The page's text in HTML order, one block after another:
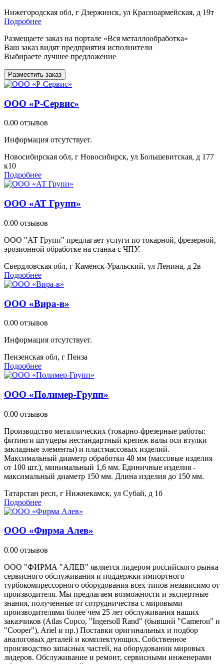
Нижегородская обл, г Дзержинск, ул Красноармейская, д 19т
Подробнее
Размещаете заказ на портале «Вся металлообработка»
Ваш заказ видят предприятия исполнители
Выбираете лучшее предложение
Разместить заказ
ООО «Р-Сервис»
0.00 отзывов
Информация отсутствует.
Новосибирская обл, г Новосибирск, ул Большевитская, д 177
к10
Подробнее
ООО «АТ Групп»
0.00 отзывов
ООО "АТ Групп" предлагает услуги по токарной, фрезерной,
эрозионной обработке на станка с ЧПУ.
Свердловская обл, г Каменск-Уральский, ул Ленина, д 2в
Подробнее
ООО «Вира-в»
0.00 отзывов
Информация отсутствует.
Пензенская обл, г Пенза
Подробнее
ООО «Полимер-Групп»
0.00 отзывов
Производство металлических (токарно-фрезерные работы:
фитинги штуцеры нестандартный крепеж валы оси втулки
закладные элементы) и пластмассовых изделий.
Максимальный диаметр обработки 48 мм (массовые изделия
от 100 шт.), минимальный 1,6 мм. Единичные изделия -
максимальный диаметр 150 мм. Длина изделия до 150 мм.
Татарстан респ, г Нижнекамск, ул Субай, д 1б
Подробнее
ООО «Фирма Алев»
0.00 отзывов
ООО "ФИРМА "АЛЕВ" является лидером российского рынка
сервисного обслуживания и поддержки импортного
турбокомпрессорного оборудования всех типов независимо от
производителя. Мы предлагаем возможности и экспертные
знания, полученные от сотрудничества с мировыми
производителями более чем 25 лет обслуживания наших
заказчиков (Atlas Copco, "Ingersoll Rand" (бывший "Cameron" и
"Cooper"), Ariel и пр.) Поставки оригинальных и подбор
аналоговых деталей и комплектующих. Собственное
производство запасных частей, на оборудовании мировых
лидеров. Обслуживание и ремонт, сервисными инженерами